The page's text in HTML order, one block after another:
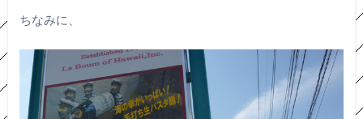
ちなみに、